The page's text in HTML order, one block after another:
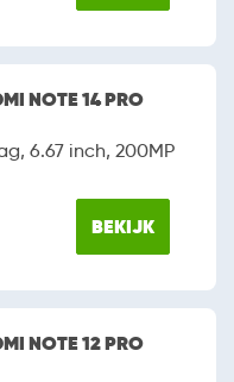
NOTE 14 PRO
6.67 inch, 200MP
BEKIJK
NOTE 12 PRO